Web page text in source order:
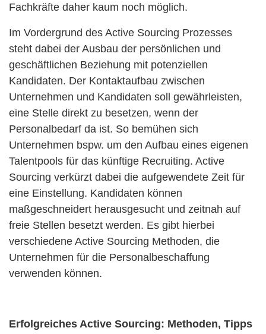
Fachkräfte daher kaum noch möglich.
Im Vordergrund des Active Sourcing Prozesses
steht dabei der Ausbau der persönlichen und
geschäftlichen Beziehung mit potenziellen
Kandidaten. Der Kontaktaufbau zwischen
Unternehmen und Kandidaten soll gewährleisten,
eine Stelle direkt zu besetzen, wenn der
Personalbedarf da ist. So bemühen sich
Unternehmen bspw. um den Aufbau eines eigenen
Talentpools für das künftige Recruiting. Active
Sourcing verkürzt dabei die aufgewendete Zeit für
eine Einstellung. Kandidaten können
maßgeschneidert herausgesucht und zeitnah auf
freie Stellen besetzt werden. Es gibt hierbei
verschiedene Active Sourcing Methoden, die
Unternehmen für die Personalbeschaffung
verwenden können.
Erfolgreiches Active Sourcing: Methoden, Tipps